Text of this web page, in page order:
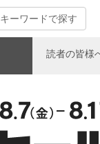
キーワードで探す
読者の皆様